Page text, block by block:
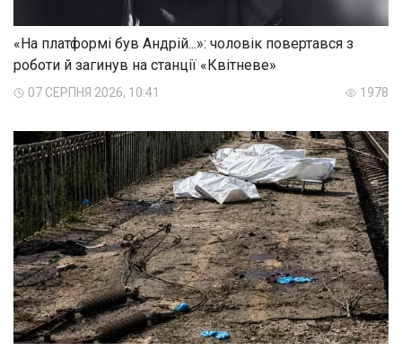
«На платформі був Андрій...»: чоловік повертався з
роботи й загинув на станції «Квітневе»
07 СЕРПНЯ 2026, 10:41 1978